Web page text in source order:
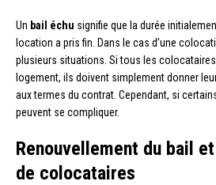
Un bail échu signifie que la durée
location a pris fin. Dans le cas d’une
plusieurs situations. Si tous les
logement, ils doivent simplement donner
aux termes du contrat. Cependant, si
peuvent se compliquer.
Renouvellement du bail
de colocataires